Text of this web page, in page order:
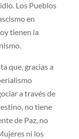
Los Pueblos
en
tienen la
que, gracias a
a través de
no tiene
de Paz, no
ni los